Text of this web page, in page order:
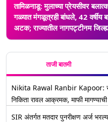
तामिळनाडू: मुलाच्या प्रेयसीवर
गळ्यात मंगळूत्रही बांधले, 42 वर्षीय
अटक; राज्यातील नागपट्टीनम
घटना
ताजी बातमी
Nikita Rawal Ranbir Kapoor:
निकिता रावल आक्रमक, माफी मागण्याची
SIR अंतर्गत मतदार पुनरीक्षण अर्ज